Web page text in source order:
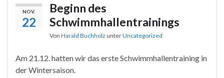
NOV.
22
Beginn des
Schwimmhallentrainings
Von Harald Buchholz unterUncategorized
Am 21.12. hatten wir das erste Schwimmhallentraining in
der Wintersaison.